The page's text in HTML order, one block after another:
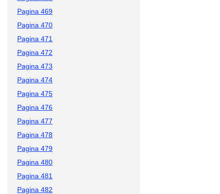
Pagina 469
Pagina 470
Pagina 471
Pagina 472
Pagina 473
Pagina 474
Pagina 475
Pagina 476
Pagina 477
Pagina 478
Pagina 479
Pagina 480
Pagina 481
Pagina 482